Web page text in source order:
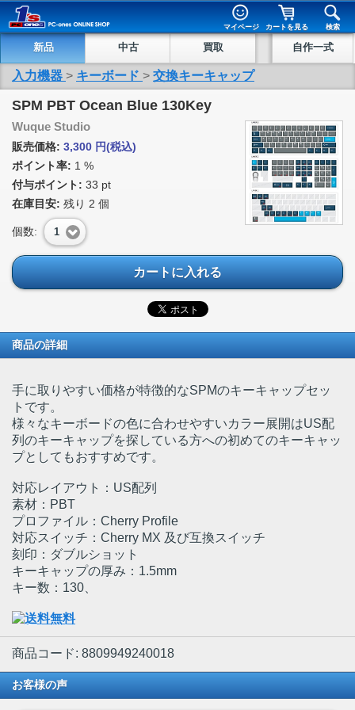
マイページ カートを見る 検索
新品 中古 買取 自作一式
入力機器 > キーボード > 交換キーキャップ
SPM PBT Ocean Blue 130Key
Wuque Studio
販売価格: 3,300 円(税込)
ポイント率: 1 %
付与ポイント: 33 pt
在庫目安: 残り 2 個
個数: 1
カートに入れる
商品の詳細
手に取りやすい価格が特徴的なSPMのキーキャップセッ
トです。
様々なキーボードの色に合わせやすいカラー展開はUS配
列のキーキャップを探している方への初めてのキーキャッ
プとしてもおすすめです。
対応レイアウト：US配列
素材：PBT
プロファイル：Cherry Profile
対応スイッチ：Cherry MX 及び互換スイッチ
刻印：ダブルショット
キーキャップの厚み：1.5mm
キー数：130、
商品コード: 8809949240018
お客様の声